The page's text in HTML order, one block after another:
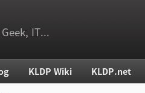
IT...
KLDP Wiki KLDP.net